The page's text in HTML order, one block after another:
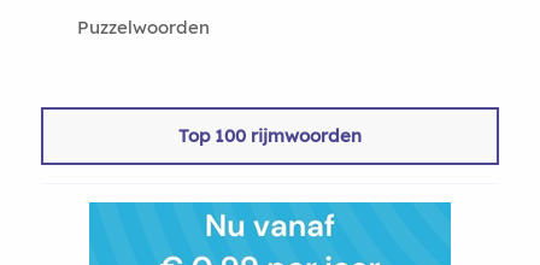
Puzzelwoorden
Top 100 rijmwoorden